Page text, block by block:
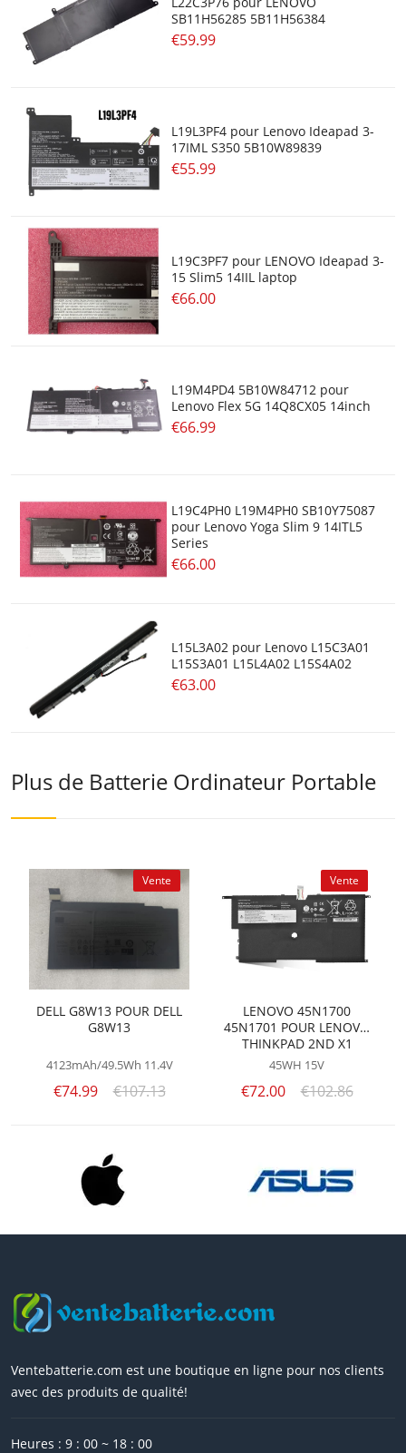
SB11H56285 5B11H56384
€59.99
L19L3PF4 pour Lenovo Ideapad 3-
17IML S350 5B10W89839
€55.99
L19C3PF7 pour LENOVO Ideapad 3-
15 Slim5 14IIL laptop
€66.00
L19M4PD4 5B10W84712 pour
Lenovo Flex 5G 14Q8CX05 14inch
€66.99
L19C4PH0 L19M4PH0 SB10Y75087
pour Lenovo Yoga Slim 9 14ITL5
Series
€66.00
L15L3A02 pour Lenovo L15C3A01
L15S3A01 L15L4A02 L15S4A02
€63.00
Plus de Batterie Ordinateur Portable
Vente
DELL G8W13 POUR DELL
G8W13
4123mAh/49.5Wh 11.4V
€74.99 €107.13
Vente
LENOVO 45N1700
45N1701 POUR LENOVO
THINKPAD 2ND X1
CARBON 13
45WH 15V
€72.00 €102.86
Ventebatterie.com est une boutique en ligne pour nos clients
avec des produits de qualité!
Heures : 9 : 00 ~ 18 : 00